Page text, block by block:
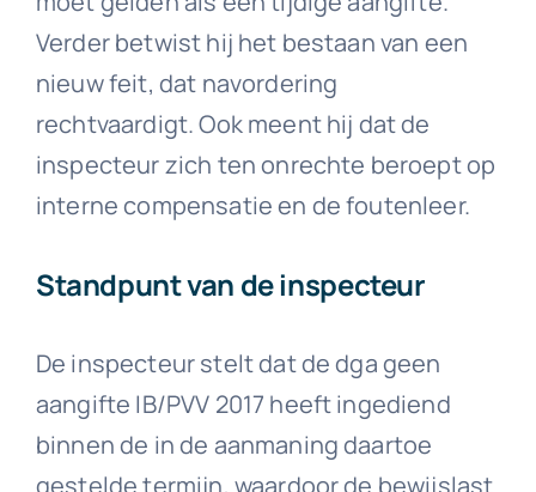
Verder betwist hij het bestaan van een
nieuw feit, dat navordering
rechtvaardigt. Ook meent hij dat de
inspecteur zich ten onrechte beroept op
interne compensatie en de foutenleer.
Standpunt van de inspecteur
De inspecteur stelt dat de dga geen
aangifte IB/PVV 2017 heeft ingediend
binnen de in de aanmaning daartoe
gestelde termijn, waardoor de bewijslast